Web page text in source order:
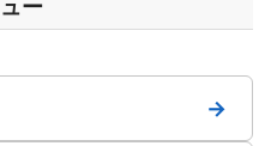
ー
→